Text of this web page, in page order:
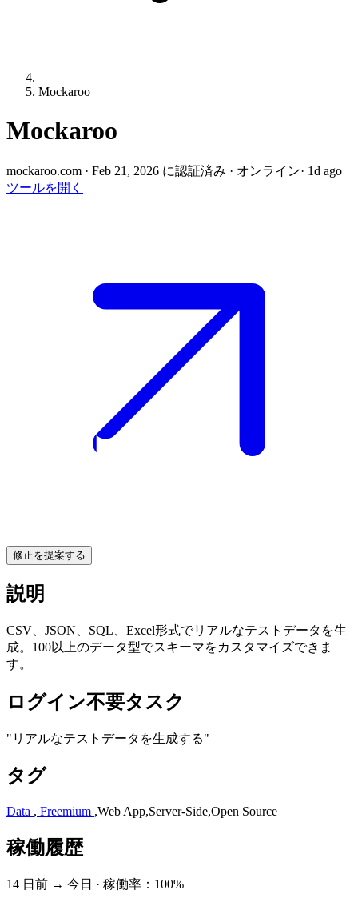
Mockaroo
Mockaroo
mockaroo.com · Feb 21, 2026 に認証済み · オンライン· 1d ago
ツールを開く
修正を提案する
説明
CSV、JSON、SQL、Excel形式でリアルなテストデータを生
成。100以上のデータ型でスキーマをカスタマイズできま
す。
ログイン不要タスク
"リアルなテストデータを生成する"
タグ
Data , Freemium ,Web App,Server-Side,Open Source
稼働履歴
14 日前 → 今日 · 稼働率：100%